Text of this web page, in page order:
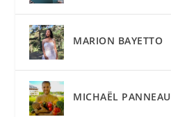
MARION BAYETTO
MICHAËL PANNEAU